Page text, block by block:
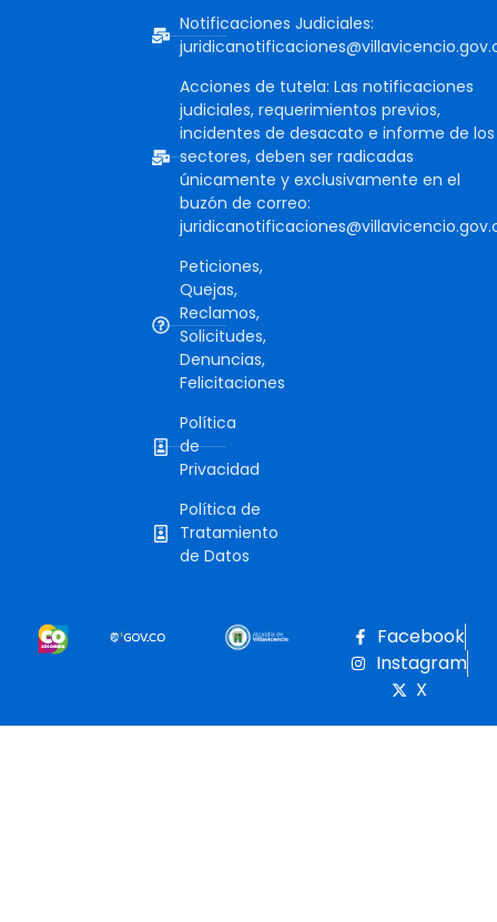
Notificaciones Judiciales:
Acciones de tutela: Las notificaciones
judiciales, requerimientos previos,
incidentes de desacato e informe de los
sectores, deben ser radicadas
únicamente y exclusivamente en el
buzón de correo:
Peticiones,
Quejas,
Reclamos,
Solicitudes,
Denuncias,
Felicitaciones
Política
de
Privacidad
Política de
Tratamiento
de Datos
Facebook
Instagram
X